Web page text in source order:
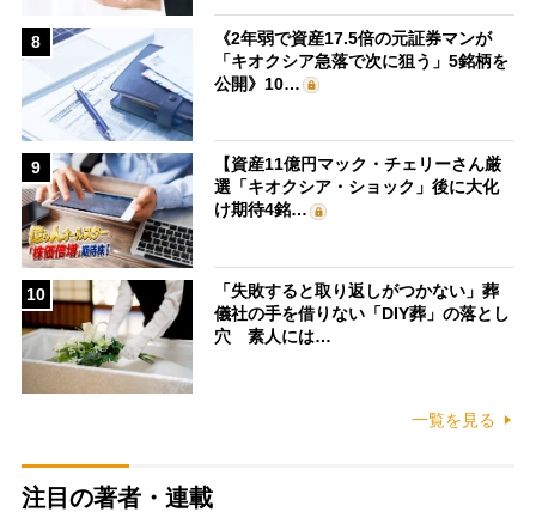
8
《2年弱で資産17.5倍の元証券マンが
「キオクシア急落で次に狙う」5銘柄を
公開》10…
9
【資産11億円マック・チェリーさん厳
選「キオクシア・ショック」後に大化
け期待4銘…
10
「失敗すると取り返しがつかない」葬
儀社の手を借りない「DIY葬」の落とし
穴 素人には…
一覧を見る
注目の著者・連載